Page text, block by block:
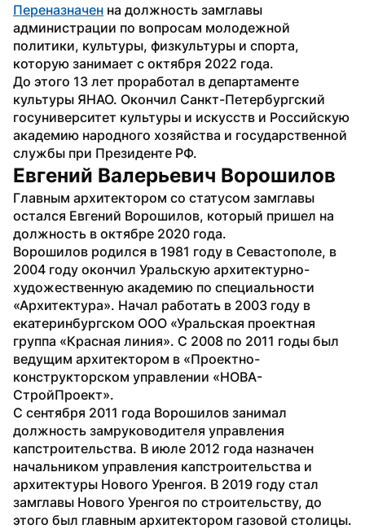
Переназначен на должность замглавы
администрации по вопросам молодежной
политики, культуры, физкультуры и спорта,
которую занимает с октября 2022 года.
До этого 13 лет проработал в департаменте
культуры ЯНАО. Окончил Санкт-Петербургский
госуниверситет культуры и искусств и Российскую
академию народного хозяйства и государственной
службы при Президенте РФ.
Евгений Валерьевич Ворошилов
Главным архитектором со статусом замглавы
остался Евгений Ворошилов, который пришел на
должность в октябре 2020 года.
Ворошилов родился в 1981 году в Севастополе, в
2004 году окончил Уральскую архитектурно-
художественную академию по специальности
«Архитектура». Начал работать в 2003 году в
екатеринбургском ООО «Уральская проектная
группа «Красная линия». С 2008 по 2011 годы был
ведущим архитектором в «Проектно-
конструкторском управлении «НОВА-
СтройПроект».
С сентября 2011 года Ворошилов занимал
должность замруководителя управления
капстроительства. В июле 2012 года назначен
начальником управления капстроительства и
архитектуры Нового Уренгоя. В 2019 году стал
замглавы Нового Уренгоя по строительству, до
этого был главным архитектором газовой столицы.